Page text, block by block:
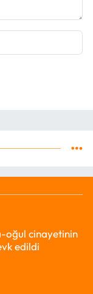
oğul cinayetinin
edildi